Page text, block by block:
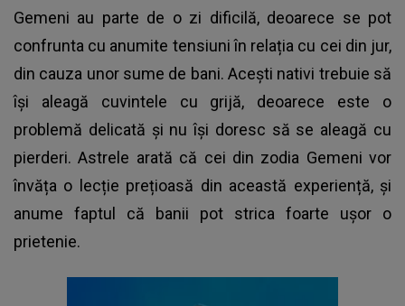
Gemeni au parte de o zi dificilă, deoarece se pot
confrunta cu anumite tensiuni în relația cu cei din jur,
din cauza unor sume de bani. Acești nativi trebuie să
își aleagă cuvintele cu grijă, deoarece este o
problemă delicată și nu își doresc să se aleagă cu
pierderi. Astrele arată că cei din zodia Gemeni vor
învăța o lecție prețioasă din această experiență, și
anume faptul că banii pot strica foarte ușor o
prietenie.